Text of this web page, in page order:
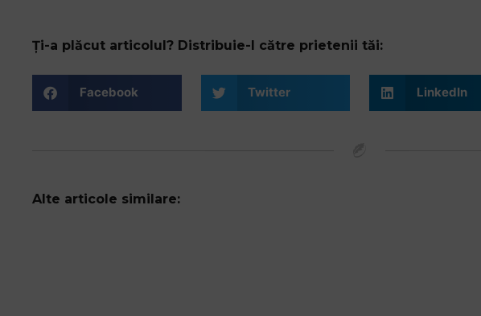
Ți-a plăcut articolul? Distribuie-l către prietenii tăi:
Facebook Twitter LinkedIn
Alte articole similare: